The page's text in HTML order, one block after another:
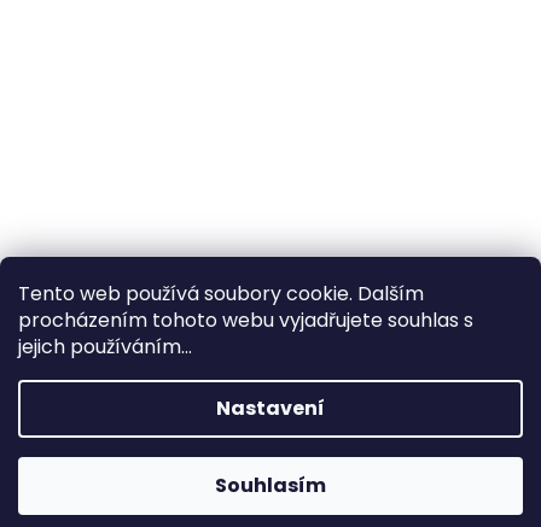
Tento web používá soubory cookie. Dalším
procházením tohoto webu vyjadřujete souhlas s
jejich používáním...
Nastavení
Souhlasím
×
Hledáte nejvýhodnější cenu? Získáte jí
pomocíregistrace
1% SLEVA NA PRVNÍ NÁKUP - POMOCÍ SLEVOVÉHO